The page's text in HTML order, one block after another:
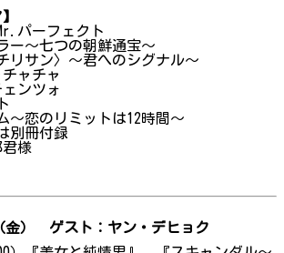
パーフェクト
ー～七つの朝鮮通宝～
リサン〉～君へのシグナル～
チャ
ツォ
～恋のリミットは12時間～
冊付録
君様
金） ゲスト：ヤン・デヒョク